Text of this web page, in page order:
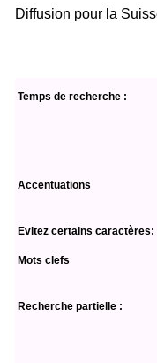
Diffusion pour la
Temps de recherche :
Accentuations
Evitez certains caractères:
Mots clefs
Recherche partielle :